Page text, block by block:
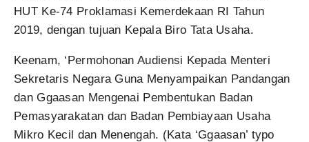
HUT Ke-74 Proklamasi Kemerdekaan RI Tahun
2019, dengan tujuan Kepala Biro Tata Usaha.
Keenam, ‘Permohonan Audiensi Kepada Menteri
Sekretaris Negara Guna Menyampaikan Pandangan
dan Ggaasan Mengenai Pembentukan Badan
Pemasyarakatan dan Badan Pembiayaan Usaha
Mikro Kecil dan Menengah. (Kata ‘Ggaasan’ typo